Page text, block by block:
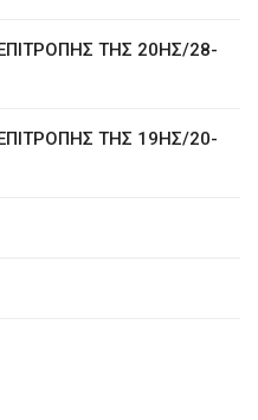
ΤΗΣ 20ΗΣ/28-
ΤΗΣ 19ΗΣ/20-